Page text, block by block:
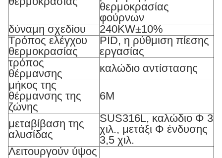
θερμοκρασίας
φούρνων
δύναμη σχεδίου
240KW±10%
Τρόπος ελέγχου
θερμοκρασίας
PID, η ρύθμιση πίεσης
εργασίας
τρόπος
θέρμανσης
καλώδιο αντίστασης
μήκος της
θέρμανσης της
ζώνης
6M
μεταβίβαση της
αλυσίδας
SUS316L, καλώδιο Φ 3
χιλ., μετάξι Φ ένδυσης
3,5 χιλ.
Λειτουργούν ύψος